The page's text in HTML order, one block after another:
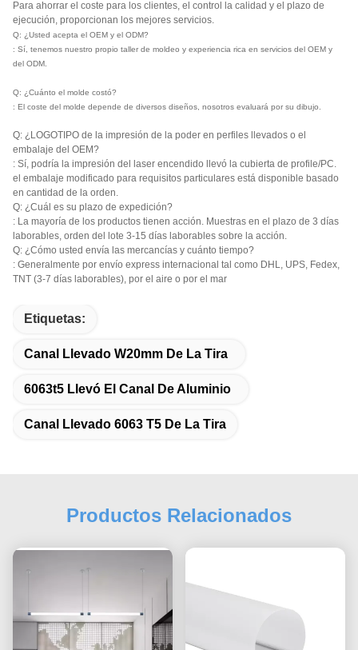
Para ahorrar el coste para los clientes, el control la calidad y el plazo de
ejecución, proporcionan los mejores servicios.
Q: ¿Usted acepta el OEM y el ODM?
: Sí, tenemos nuestro propio taller de moldeo y experiencia rica en servicios del OEM y
del ODM.
Q: ¿Cuánto el molde costó?
: El coste del molde depende de diversos diseños, nosotros evaluará por su dibujo.
Q: ¿LOGOTIPO de la impresión de la poder en perfiles llevados o el
embalaje del OEM?
: Sí, podría la impresión del laser encendido llevó la cubierta de profile/PC.
el embalaje modificado para requisitos particulares está disponible basado
en cantidad de la orden.
Q: ¿Cuál es su plazo de expedición?
: La mayoría de los productos tienen acción. Muestras en el plazo de 3 días
laborables, orden del lote 3-15 días laborables sobre la acción.
Q: ¿Cómo usted envía las mercancías y cuánto tiempo?
: Generalmente por envío express internacional tal como DHL, UPS, Fedex,
TNT (3-7 días laborables), por el aire o por el mar
Etiquetas:
Canal Llevado W20mm De La Tira
6063t5 Llevó El Canal De Aluminio
Canal Llevado 6063 T5 De La Tira
Productos Relacionados